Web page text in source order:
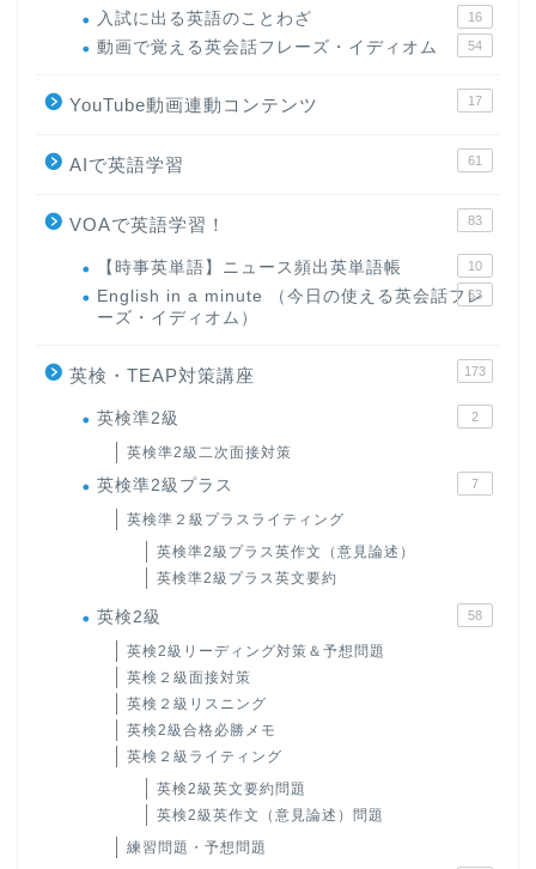
入試に出る英語のことわざ 16
動画で覚える英会話フレーズ・イディオム 54
YouTube動画連動コンテンツ 17
AIで英語学習 61
VOAで英語学習！ 83
【時事英単語】ニュース頻出英単語帳 10
English in a minute （今日の使える英会話フレ
ーズ・イディオム）
63
英検・TEAP対策講座 173
英検準2級 2
英検準2級二次面接対策
英検準2級プラス 7
英検準２級プラスライティング
英検準2級プラス英作文（意見論述）
英検準2級プラス英文要約
英検2級 58
英検2級リーディング対策＆予想問題
英検２級面接対策
英検２級リスニング
英検2級合格必勝メモ
英検２級ライティング
英検2級英文要約問題
英検2級英作文（意見論述）問題
練習問題・予想問題